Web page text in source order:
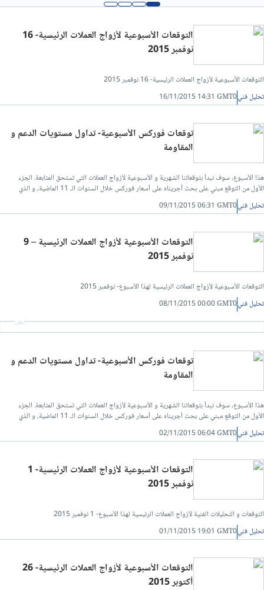
التوقعات الأسبوعية لأزواج العملات الرئيسية- 16
نوفمبر 2015
التوقعات الأسبوعية لأزواج العملات الرئيسية- 16 نوفمبر 2015
تحليل فني16/11/2015 14:31 GMT0
توقعات فوركس الأسبوعية- تداول مستويات الدعم و
المقاومة
هذا الأسبوع، سوف نبدأ بتوقعاتنا الشهرية و الأسبوعية لأزواج العملات التي تستحق المتابعة. الجزء
الأول من التوقع مبني على بحث أجريناه على أسعار فوركس خلال السنوات الـ 11 الماضية، و الذي
يظهر بأن المنهجيات التالية أعطت جميعها نتائج مربحة
تحليل فني09/11/2015 06:31 GMT0
التوقعات الأسبوعية لأزواج العملات الرئيسية – 9
نوفمبر 2015
التوقعات الأسبوعية لأزواج العملات الرئيسية لهذا الأسبوع- نوفمبر 2015
تحليل فني08/11/2015 00:00 GMT0
أعلان
توقعات فوركس الأسبوعية- تداول مستويات الدعم و
المقاومة
هذا الأسبوع، سوف نبدأ بتوقعاتنا الشهرية و الأسبوعية لأزواج العملات التي تستحق المتابعة. الجزء
الأول من التوقع مبني على بحث أجريناه على أسعار فوركس خلال السنوات الـ 11 الماضية، و الذي
يظهر بأن المنهجيات التالية أعطت جميعها نتائج مربحة
تحليل فني02/11/2015 06:04 GMT0
التوقعات الأسبوعية لأزواج العملات الرئيسية- 1
نوفمبر 2015
التوقعات و التحليلات الفنية لأزواج العملات الرئيسية لهذا الأسبوع- 1 نوفمبر 2015
تحليل فني01/11/2015 19:01 GMT0
التوقعات الأسبوعية لأزواج العملات الرئيسية- 26
أكتوبر 2015